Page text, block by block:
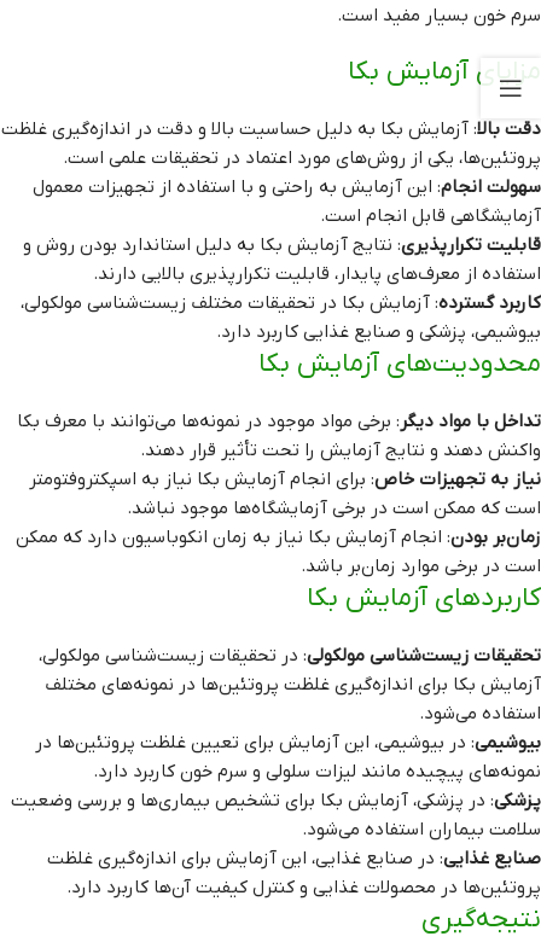
سرم خون بسیار مفید است.
مزایای آزمایش بکا
دقت بالا: آزمایش بکا به دلیل حساسیت بالا و دقت در اندازه‌گیری غلظت
پروتئین‌ها، یکی از روش‌های مورد اعتماد در تحقیقات علمی است.
سهولت انجام: این آزمایش به راحتی و با استفاده از تجهیزات معمول
آزمایشگاهی قابل انجام است.
قابلیت تکرارپذیری: نتایج آزمایش بکا به دلیل استاندارد بودن روش و
استفاده از معرف‌های پایدار، قابلیت تکرارپذیری بالایی دارند.
کاربرد گسترده: آزمایش بکا در تحقیقات مختلف زیست‌شناسی مولکولی،
بیوشیمی، پزشکی و صنایع غذایی کاربرد دارد.
محدودیت‌های آزمایش بکا
تداخل با مواد دیگر : برخی مواد موجود در نمونه‌ها می‌توانند با معرف بکا
واکنش دهند و نتایج آزمایش را تحت تأثیر قرار دهند.
نیاز به تجهیزات خاص: برای انجام آزمایش بکا نیاز به اسپکتروفتومتر
است که ممکن است در برخی آزمایشگاه‌ها موجود نباشد.
زمان‌بر بودن: انجام آزمایش بکا نیاز به زمان انکوباسیون دارد که ممکن
است در برخی موارد زمان‌بر باشد.
کاربردهای آزمایش بکا
تحقیقات زیست‌شناسی مولکولی: در تحقیقات زیست‌شناسی مولکولی،
آزمایش بکا برای اندازه‌گیری غلظت پروتئین‌ها در نمونه‌های مختلف
استفاده می‌شود.
بیوشیمی: در بیوشیمی، این آزمایش برای تعیین غلظت پروتئین‌ها در
نمونه‌های پیچیده مانند لیزات سلولی و سرم خون کاربرد دارد.
پزشکی: در پزشکی، آزمایش بکا برای تشخیص بیماری‌ها و بررسی وضعیت
سلامت بیماران استفاده می‌شود.
صنایع غذایی: در صنایع غذایی، این آزمایش برای اندازه‌گیری غلظت
پروتئین‌ها در محصولات غذایی و کنترل کیفیت آن‌ها کاربرد دارد.
نتیجه‌گیری